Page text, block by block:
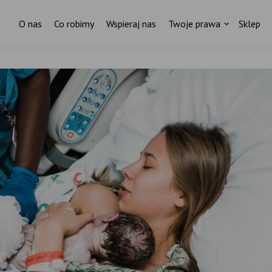
O nas Co robimy Wspieraj nas Twoje prawa Sklep
To znaczy, że Ci zależy.
tekst to godziny pracy, badań i
Wspieraj Fundację Rodzić po Ludzku.
Regularnie.
Nie wystarczy znać prawa –
trzeba je egzekwować.
Pomóż nam w tym.
Zostań stałym darczyńcą Fundacji Rodzić po Ludzku.
stałym darczyńcą Fundacji Rodzić po